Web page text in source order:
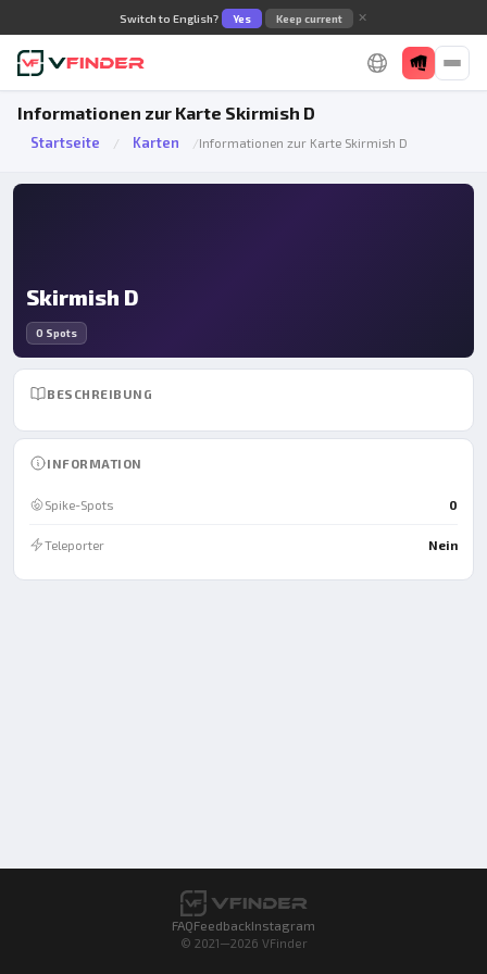
Switch to English? Yes Keep current ✕
Informationen zur Karte Skirmish D
Startseite / Karten /Informationen zur Karte Skirmish D
Skirmish D
0 Spots
BESCHREIBUNG
INFORMATION
Spike-Spots 0
Teleporter Nein
FAQFeedbackInstagram
© 2021—2026 VFinder